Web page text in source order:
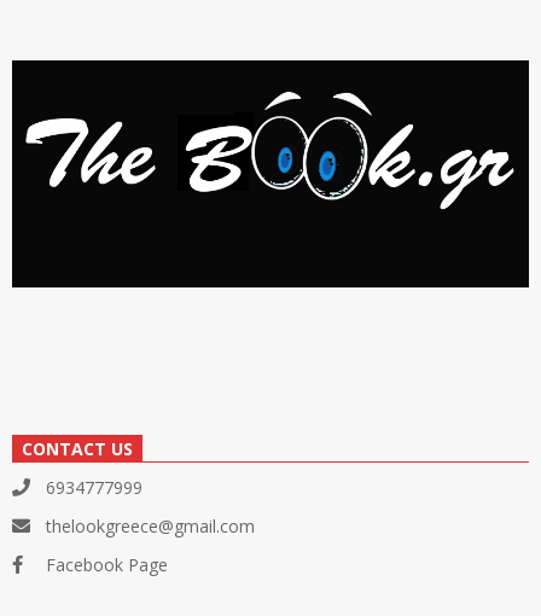
CONTACT US
6934777999
thelookgreece@gmail.com
Facebook Page